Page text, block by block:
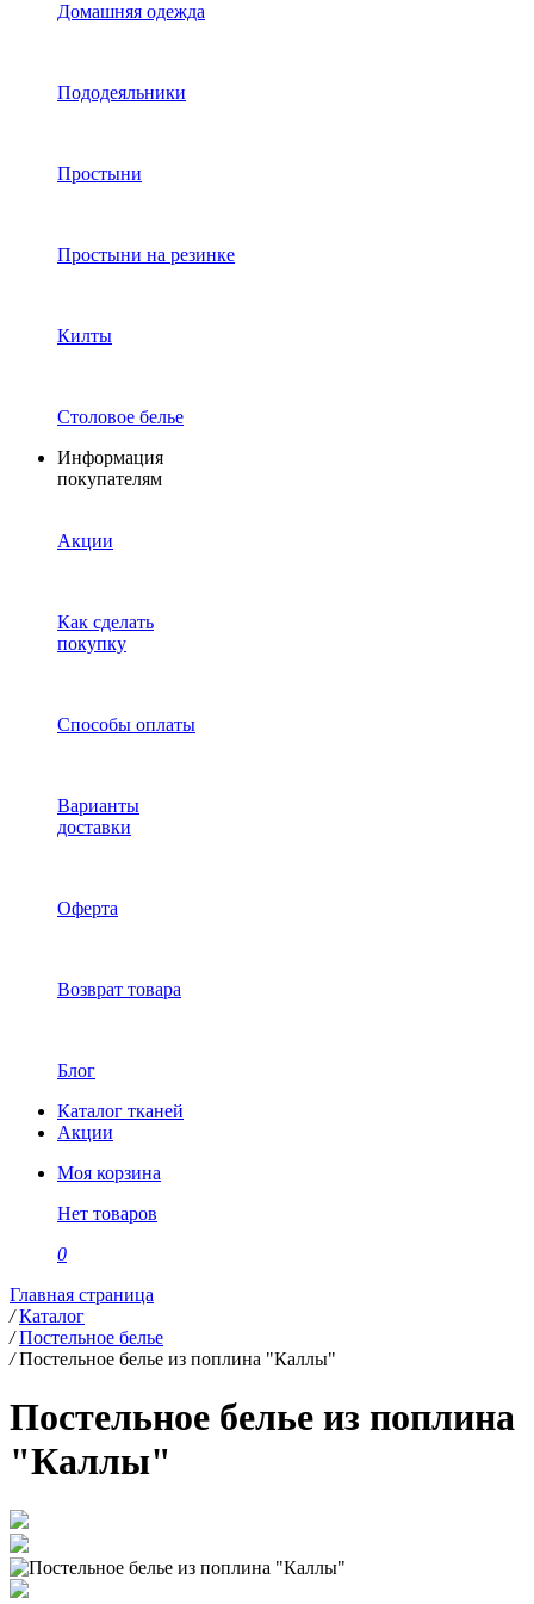
Домашняя одежда
Пододеяльники
Простыни
Простыни на резинке
Килты
Столовое белье
Информация
покупателям
Акции
Как сделать
покупку
Способы оплаты
Варианты
доставки
Оферта
Возврат товара
Блог
Каталог тканей
Акции
Моя корзина
Нет товаров
0
Главная страница
/ Каталог
/ Постельное белье
/ Постельное белье из поплина "Каллы"
Постельное белье из поплина
"Каллы"